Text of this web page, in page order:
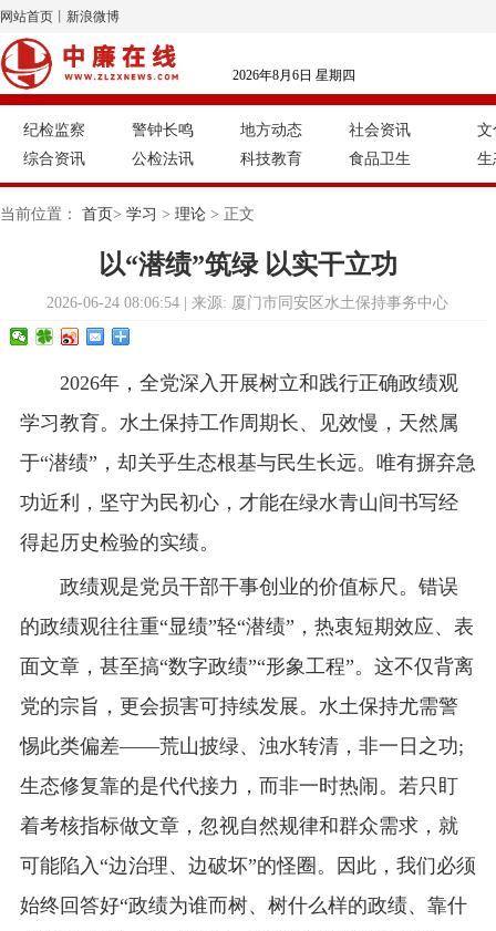
网站首页 新浪微博
2026年8月6日 星期四
纪检监察 警钟长鸣 地方动态
社会资讯
综合资讯
公检法讯 科技教育 食品卫生
文
生
当前位置： 首页> 学习 > 理论 > 正文
以“潜绩”筑绿 以实干立功
2026-06-24 08:06:54 | 来源: 厦门市同安区水土保持事务中心
2026年，全党深入开展树立和践行正确政绩观
学习教育。水土保持工作周期长、见效慢，天然属
于“潜绩”，却关乎生态根基与民生长远。唯有摒弃急
功近利，坚守为民初心，才能在绿水青山间书写经
得起历史检验的实绩。
政绩观是党员干部干事创业的价值标尺。错误
的政绩观往往重“显绩”轻“潜绩”，热衷短期效应、表
面文章，甚至搞“数字政绩”“形象工程”。这不仅背离
党的宗旨，更会损害可持续发展。水土保持尤需警
惕此类偏差——荒山披绿、浊水转清，非一日之功;
生态修复靠的是代代接力，而非一时热闹。若只盯
着考核指标做文章，忽视自然规律和群众需求，就
可能陷入“边治理、边破坏”的怪圈。因此，我们必须
始终回答好“政绩为谁而树、树什么样的政绩、靠什